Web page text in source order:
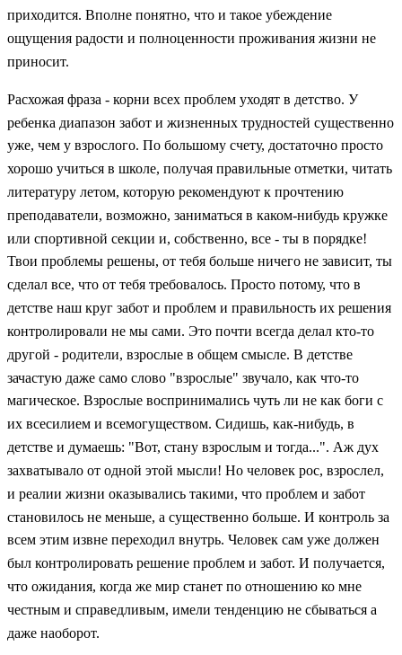
приходится. Вполне понятно, что и такое убеждение
ощущения радости и полноценности проживания жизни не
приносит.
Расхожая фраза - корни всех проблем уходят в детство. У
ребенка диапазон забот и жизненных трудностей существенно
уже, чем у взрослого. По большому счету, достаточно просто
хорошо учиться в школе, получая правильные отметки, читать
литературу летом, которую рекомендуют к прочтению
преподаватели, возможно, заниматься в каком-нибудь кружке
или спортивной секции и, собственно, все - ты в порядке!
Твои проблемы решены, от тебя больше ничего не зависит, ты
сделал все, что от тебя требовалось. Просто потому, что в
детстве наш круг забот и проблем и правильность их решения
контролировали не мы сами. Это почти всегда делал кто-то
другой - родители, взрослые в общем смысле. В детстве
зачастую даже само слово "взрослые" звучало, как что-то
магическое. Взрослые воспринимались чуть ли не как боги с
их всесилием и всемогуществом. Сидишь, как-нибудь, в
детстве и думаешь: "Вот, стану взрослым и тогда...". Аж дух
захватывало от одной этой мысли! Но человек рос, взрослел,
и реалии жизни оказывались такими, что проблем и забот
становилось не меньше, а существенно больше. И контроль за
всем этим извне переходил внутрь. Человек сам уже должен
был контролировать решение проблем и забот. И получается,
что ожидания, когда же мир станет по отношению ко мне
честным и справедливым, имели тенденцию не сбываться а
даже наоборот.